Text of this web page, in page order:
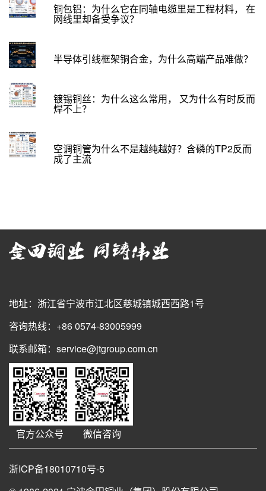
铜包铝：为什么它在同轴电缆里是工程材料， 在
网线里却备受争议？
半导体引线框架铜合金，为什么高端产品难做？
镀锡铜丝：为什么这么常用， 又为什么有时反而
焊不上？
空调铜管为什么不是越纯越好？含磷的TP2反而
成了主流
地址：浙江省宁波市江北区慈城镇城西西路1号
咨询热线：+86 0574-83005999
联系邮箱：service@jtgroup.com.cn
官方公众号 微信咨询
浙ICP备18010710号-5